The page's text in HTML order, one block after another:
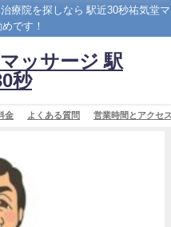
療院を探しなら 駅近30秒祐気堂マ
です！
ッサージ 駅
秒
金 よくある質問 営業時間とアクセ